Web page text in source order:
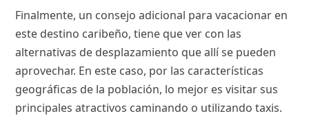
Finalmente, un consejo adicional para vacacionar en
este destino caribeño, tiene que ver con las
alternativas de desplazamiento que allí se pueden
aprovechar. En este caso, por las características
geográficas de la población, lo mejor es visitar sus
principales atractivos caminando o utilizando taxis.